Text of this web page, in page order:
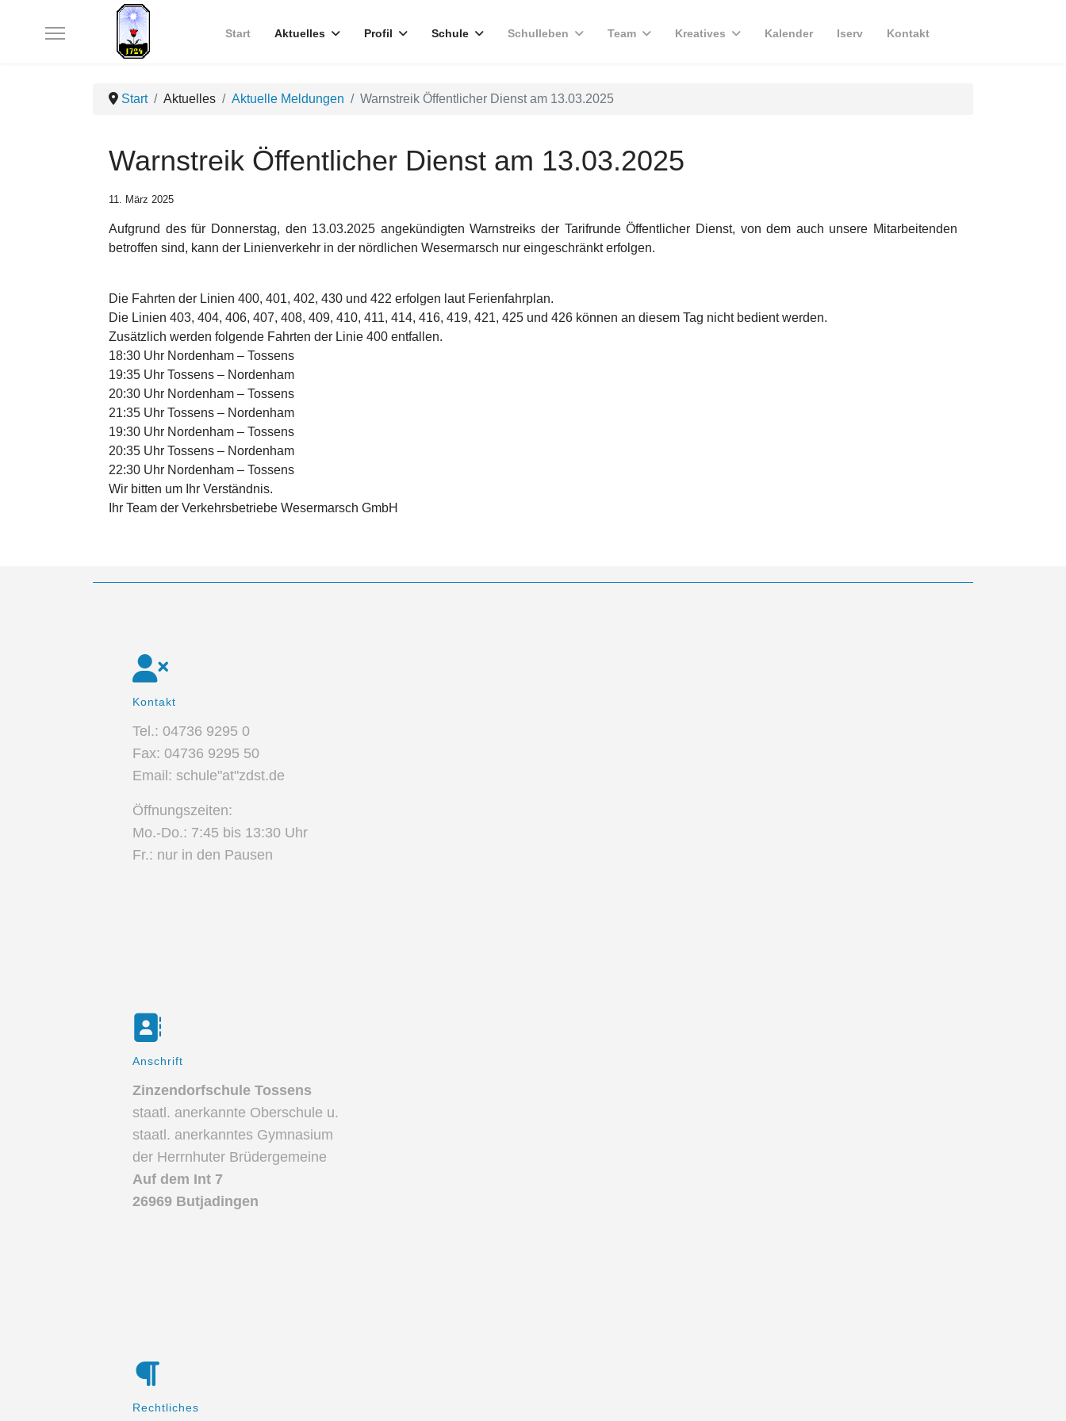
Start Aktuelles Profil Schule Schulleben Team Kreatives Kalender Iserv Kontakt
Start Aktuelles Aktuelle Meldungen Warnstreik Öffentlicher Dienst am 13.03.2025
Warnstreik Öffentlicher Dienst am 13.03.2025
11. März 2025
Aufgrund des für Donnerstag, den 13.03.2025 angekündigten Warnstreiks der Tarifrunde Öffentlicher Dienst, von dem auch unsere Mitarbeitenden
betroffen sind, kann der Linienverkehr in der nördlichen Wesermarsch nur eingeschränkt erfolgen.
Die Fahrten der Linien 400, 401, 402, 430 und 422 erfolgen laut Ferienfahrplan.
Die Linien 403, 404, 406, 407, 408, 409, 410, 411, 414, 416, 419, 421, 425 und 426 können an diesem Tag nicht bedient werden.
Zusätzlich werden folgende Fahrten der Linie 400 entfallen.
18:30 Uhr Nordenham – Tossens
19:35 Uhr Tossens – Nordenham
20:30 Uhr Nordenham – Tossens
21:35 Uhr Tossens – Nordenham
19:30 Uhr Nordenham – Tossens
20:35 Uhr Tossens – Nordenham
22:30 Uhr Nordenham – Tossens
Wir bitten um Ihr Verständnis.
Ihr Team der Verkehrsbetriebe Wesermarsch GmbH
Kontakt
Tel.: 04736 9295 0
Fax: 04736 9295 50
Email: schule"at"zdst.de
Öffnungszeiten:
Mo.-Do.: 7:45 bis 13:30 Uhr
Fr.: nur in den Pausen
Anschrift
Zinzendorfschule Tossens
staatl. anerkannte Oberschule u.
staatl. anerkanntes Gymnasium
der Herrnhuter Brüdergemeine
Auf dem Int 7
26969 Butjadingen
Rechtliches